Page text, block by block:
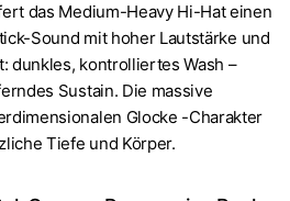
das Medium-Heavy Hi-Hat einen
Sound mit hoher Lautstärke und
dunkles, kontrolliertes Wash –
Sustain. Die massive
Glocke -Charakter
Tiefe und Körper.